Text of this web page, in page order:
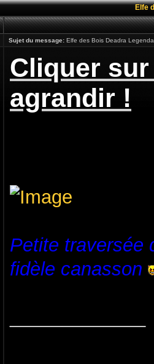
Elfe
Sujet du message: Elfe des Bois Deadra
Cliquer
agrandir !
Petite traversée
fidèle canasson